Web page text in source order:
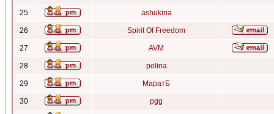
25 ashukina
26 Spirit Of Freedom
27 AVM
28 polina
29 МаратБ
30 pgg